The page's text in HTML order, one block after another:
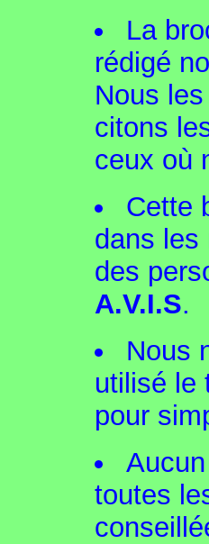
La
rédigé
Nous
citons
ceux où
Cette
dans les
des
A.V.I.S.
Nous
utilisé le
pour
toutes